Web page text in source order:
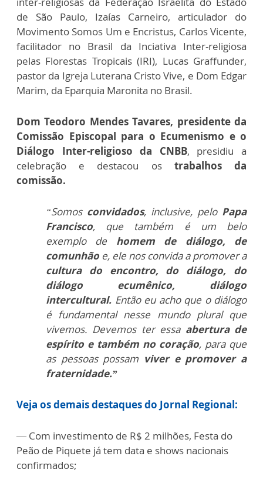
de São Paulo, Izaías Carneiro, articulador do
Movimento Somos Um e Encristus, Carlos Vicente,
facilitador no Brasil da Inciativa Inter-religiosa
pelas Florestas Tropicais (IRI), Lucas Graffunder,
pastor da Igreja Luterana Cristo Vive, e Dom Edgar
Marim, da Eparquia Maronita no Brasil.
Dom Teodoro Mendes Tavares, presidente da
Comissão Episcopal para o Ecumenismo e o
Diálogo Inter-religioso da CNBB, presidiu a
celebração e destacou os trabalhos da
comissão.
“Somos convidados, inclusive, pelo Papa
Francisco, que também é um belo
exemplo de homem de diálogo, de
comunhão e, ele nos convida a promover a
cultura do encontro, do diálogo, do
diálogo ecumênico, diálogo
intercultural. Então eu acho que o diálogo
é fundamental nesse mundo plural que
vivemos. Devemos ter essa abertura de
espírito e também no coração, para que
as pessoas possam viver e promover a
fraternidade.”
Veja os demais destaques do Jornal Regional:
— Com investimento de R$ 2 milhões, Festa do
Peão de Piquete já tem data e shows nacionais
confirmados;